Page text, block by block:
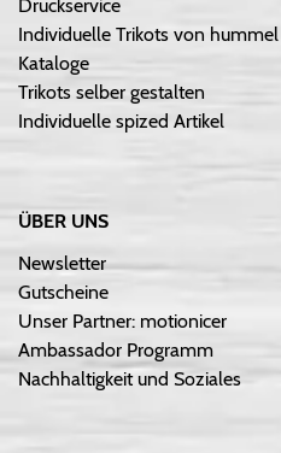
Druckservice
Individuelle Trikots von hummel
Kataloge
Trikots selber gestalten
Individuelle spized Artikel
ÜBER UNS
Newsletter
Gutscheine
Unser Partner: motionicer
Ambassador Programm
Nachhaltigkeit und Soziales